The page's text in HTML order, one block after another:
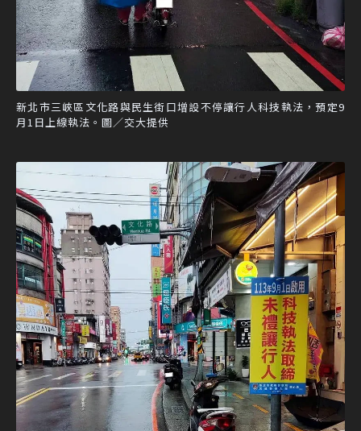
新北市三峽區文化路與民生街口增設不停讓行人科技執法，預定9
月1日上線執法。圖／交大提供